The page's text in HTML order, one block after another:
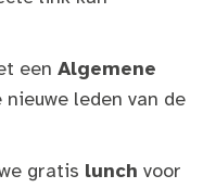
een Algemene
nieuwe leden van de
gratis lunch voor